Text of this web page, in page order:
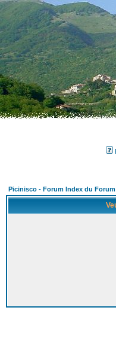
Picinisco - Forum Index du Forum